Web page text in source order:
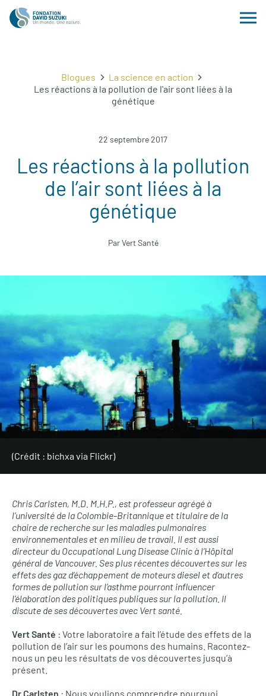
Blogues
La science en action
Les réactions à la pollution de l'air sont liées à la
génétique
22 septembre 2017
Les réactions à la pollution
de l’air sont liées à la
génétique
Par Vert Santé
(Crédit : bichxa via Flickr)
Chris Carlsten, M.D. M.H.P., est professeur agrégé à
l’université de la Colombie-Britannique et titulaire de la
chaire de recherche sur les maladies pulmonaires
environnementales et en milieu de travail. Il est aussi
directeur du Occupational Lung Disease Clinic à l’Hôpital
général de Vancouver. Ses plus récentes découvertes sur les
effets des gaz d’échappement de moteurs diesel et d’autres
formes de pollution sur l’asthme pourront influencer
l’élaboration des politiques publiques sur la pollution. Il
discute de ses découvertes avec Vert santé.
Vert Santé : Votre laboratoire a fait l’étude des effets de la
pollution de l’air sur les poumons des humains. Racontez-
nous un peu les résultats de vos découvertes jusqu’à
présent.
Dr Carlsten : Nous voulions comprendre pourquoi